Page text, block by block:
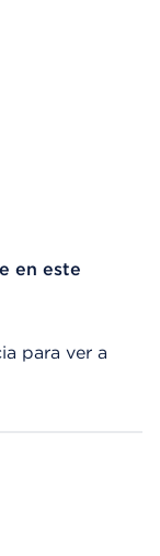
en este
para ver a